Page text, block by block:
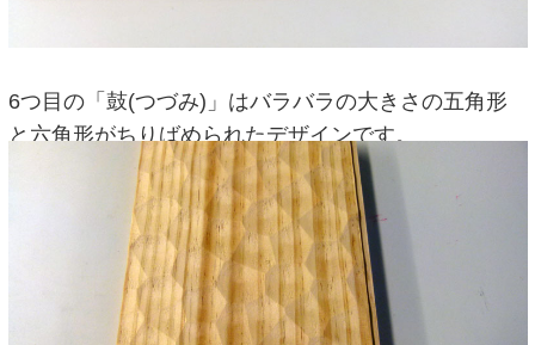
6つ目の「鼓(つづみ)」はバラバラの大きさの五角形
と六角形がちりばめられたデザインです。